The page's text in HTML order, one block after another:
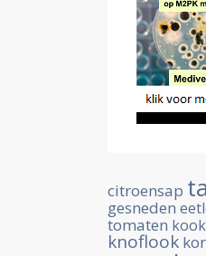
citroensap
gesneden
tomaten kook
knoflook